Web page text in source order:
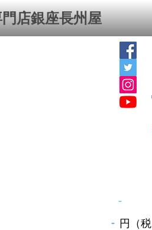
店銀座⻑州屋
-
- 円（税